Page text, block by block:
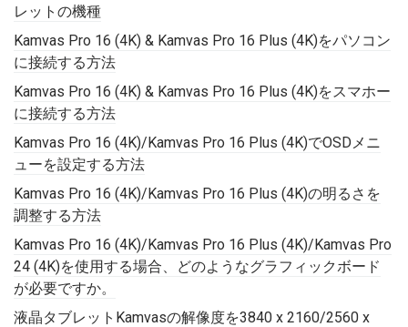
レットの機種
Kamvas Pro 16 (4K) & Kamvas Pro 16 Plus (4K)をパソコン
に接続する方法
Kamvas Pro 16 (4K) & Kamvas Pro 16 Plus (4K)をスマホー
に接続する方法
Kamvas Pro 16 (4K)/Kamvas Pro 16 Plus (4K)でOSDメニ
ューを設定する方法
Kamvas Pro 16 (4K)/Kamvas Pro 16 Plus (4K)の明るさを
調整する方法
Kamvas Pro 16 (4K)/Kamvas Pro 16 Plus (4K)/Kamvas Pro
24 (4K)を使用する場合、どのようなグラフィックボード
が必要ですか。
液晶タブレットKamvasの解像度を3840 x 2160/2560 x